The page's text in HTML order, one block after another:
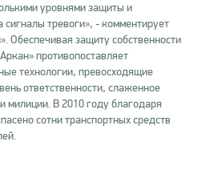
уровнями защиты и
тревоги», - комментирует
Обеспечивая защиту собственности
противопоставляет
технологии, превосходящие
ответственности, слаженное
милиции. В 2010 году благодаря
сотни транспортных средств